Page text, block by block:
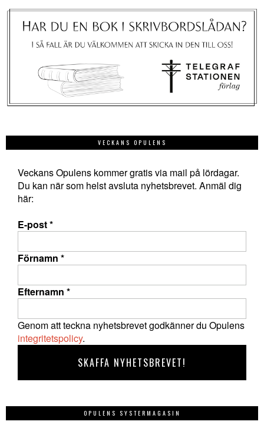
VECKANS OPULENS
Veckans Opulens kommer gratis via mail på lördagar.
Du kan när som helst avsluta nyhetsbrevet. Anmäl dig
här:
E-post*
Förnamn *
Efternamn *
Genom att teckna nyhetsbrevet godkänner du Opulens
integritetspolicy.
OPULENS SYSTERMAGASIN